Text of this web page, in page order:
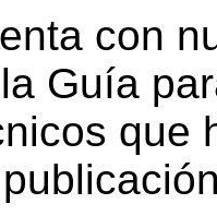
con
Guía
que